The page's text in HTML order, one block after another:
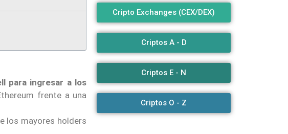
para ingresar a los
frente a una
los mayores holders
Cripto Exchanges (CEX/DEX)
Criptos A - D
Criptos E - N
Criptos O - Z